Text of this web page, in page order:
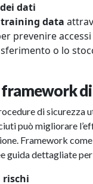
dati
training data
prevenire
o lo
di
di sicurezza
può migliorare
Framework
guida dettagliate
rischi